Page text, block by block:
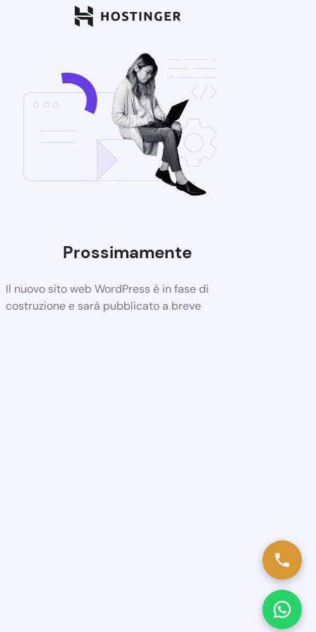
Prossimamente
Il nuovo sito web WordPress è in fase di
costruzione e sarà pubblicato a breve